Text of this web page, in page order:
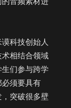
科技创始人
相结合领域
们参与跨学
须要具有
突破很多壁